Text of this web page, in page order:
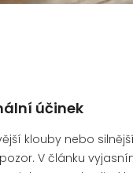
účinek
klouby nebo
V článku